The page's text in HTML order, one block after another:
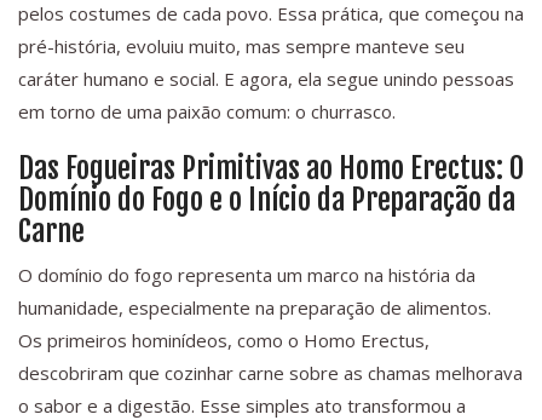
pelos costumes de cada povo. Essa prática, que começou na
pré-história, evoluiu muito, mas sempre manteve seu
caráter humano e social. E agora, ela segue unindo pessoas
em torno de uma paixão comum: o churrasco.
Das Fogueiras Primitivas ao Homo Erectus: O
Domínio do Fogo e o Início da Preparação da
Carne
O domínio do fogo representa um marco na história da
humanidade, especialmente na preparação de alimentos.
Os primeiros hominídeos, como o Homo Erectus,
descobriram que cozinhar carne sobre as chamas melhorava
o sabor e a digestão. Esse simples ato transformou a